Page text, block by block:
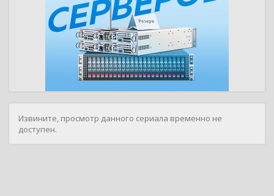
Извините, просмотр данного сериала временно не
доступен.